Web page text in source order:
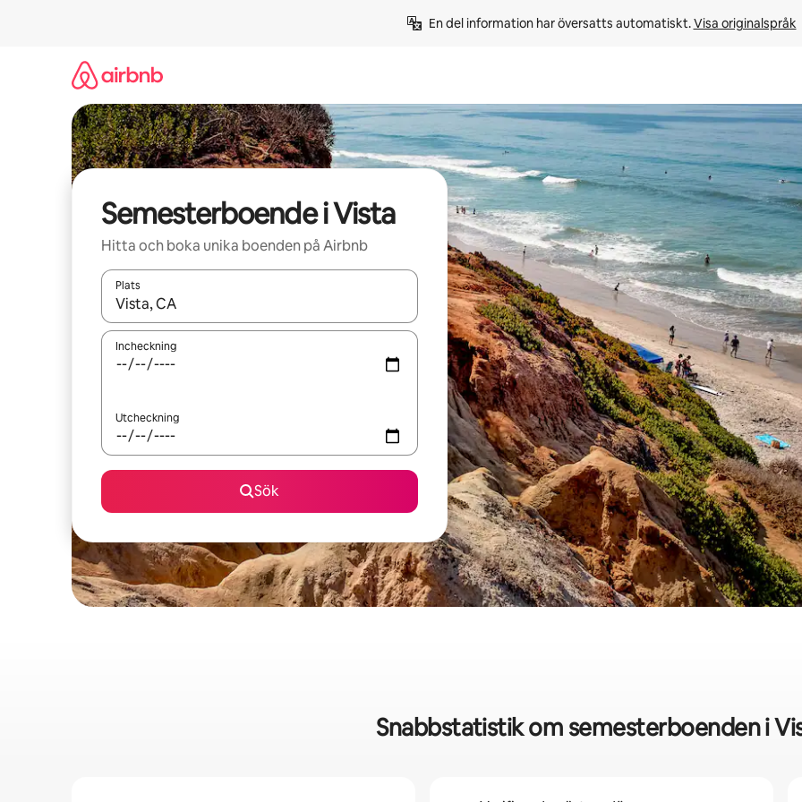
En del information har översatts automatiskt. Visa originalspråk
Semesterboende i Vista
Hitta och boka unika boenden på Airbnb
Plats
När resultaten är tillgängliga kan du navigera med upp- och nedåtpilarna eller utforska genom att trycka eller svepa.
Incheckning
Utcheckning
Sök
Snabbstatistik om semesterboenden i